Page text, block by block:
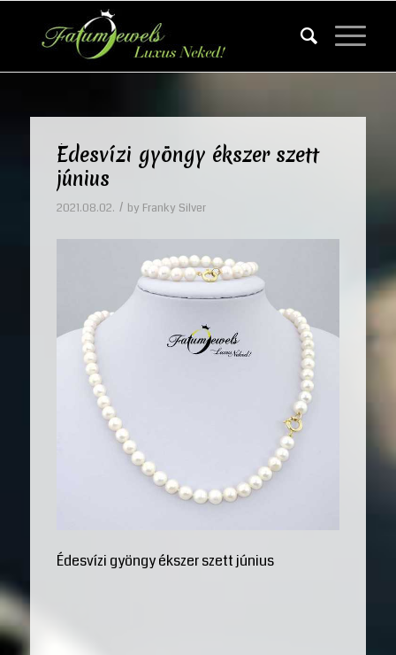
Édesvízi gyöngy ékszer szett
június
2021.08.02. / by Franky Silver
Édesvízi gyöngy ékszer szett június